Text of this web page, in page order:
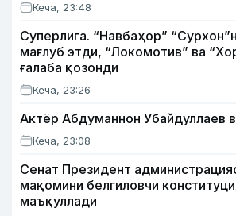
Кеча, 23:48
Суперлига. “Навбаҳор”
мағлуб этди, “Локомотив” ва
ғалаба қозонди
Кеча, 23:26
Актёр Абду­маннон Убайдуллаев
Кеча, 23:08
Сенат Президент
мақомини белгиловчи
маъқуллади